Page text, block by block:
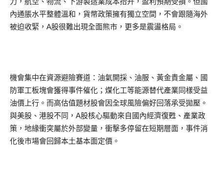
內通脹水平整體溫和，貨幣政策擁有獨立空間，不會跟隨海外
被迫收緊，A股很難出現全面熊市，更多是震盪格局。
機會集中在資源避險賽道：油氣開採、油服、黃金貴金屬、國
防軍工板塊會獲得事件催化；煤化工等能源替代產業同樣受益
油價上行。而高估值題材股會因全球風險偏好回落承受拋壓。
與美股、港股不同，A股核心驅動來自國內經濟復甦、產業政
策，地緣衝突屬於外部變量，衝擊多停留在短期層面，事件消
化後市場會回歸本土基本面定價。